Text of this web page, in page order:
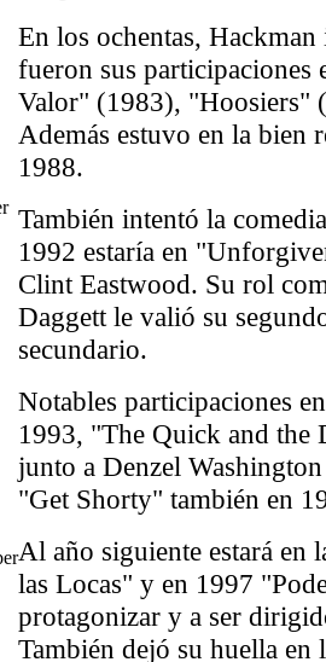
En los ochentas,
fueron sus
Valor" (1983), "Hoosiers"
Además estuvo en la bien
1988.
También intentó la
1992 estaría en
Clint Eastwood. Su rol
Daggett le valió su
secundario.
Notables participaciones
1993, "The Quick and the
junto a Denzel
"Get Shorty" también en
Al año siguiente estará en
las Locas" y en 1997
protagonizar y a ser
También dejó su huella en